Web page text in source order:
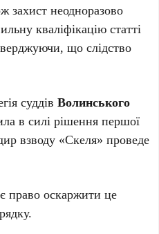
захист неодноразово
кваліфікацію статті
що слідство
суддівВолинського
в силі рішення першої
взводу «Скеля» проведе
право оскаржити це